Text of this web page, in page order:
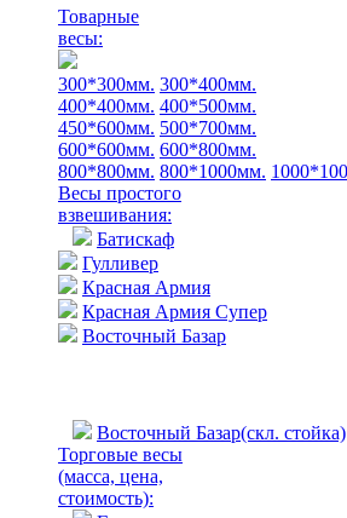
Товарные
весы:
300*300мм. 300*400мм.
400*400мм. 400*500мм.
450*600мм. 500*700мм.
600*600мм. 600*800мм.
800*800мм. 800*1000мм.
Весы простого
взвешивания:
Батискаф
Гулливер
Красная Армия
Красная Армия Супер
Восточный Базар
Восточный Базар(скл. стойка)
Торговые весы
(масса, цена,
стоимость):